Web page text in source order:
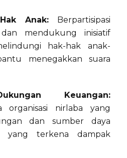
Anak:Berpartisipasi
mendukung inisiatif
hak-hak anak-
menegakkan suara
Keuangan:
organisasi nirlaba yang
dan sumber daya
yang terkena dampak